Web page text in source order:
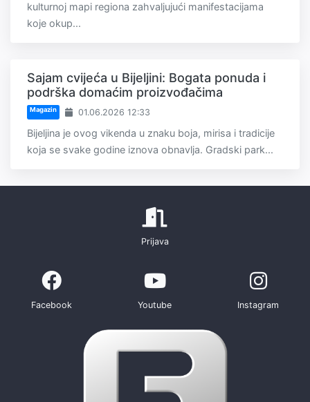
kulturnoj mapi regiona zahvaljujući manifestacijama
koje okup...
Sajam cvijeća u Bijeljini: Bogata ponuda i
podrška domaćim proizvođačima
Magazin 01.06.2026 12:33
Bijeljina je ovog vikenda u znaku boja, mirisa i tradicije
koja se svake godine iznova obnavlja. Gradski park...
Prijava
Facebook Youtube Instagram